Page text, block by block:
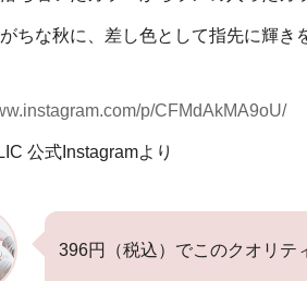
ちな秋に、差し色として指先に輝き
p/CFMdAkMA9oU/
公式Instagramより
396円（税込）でこのクオリ